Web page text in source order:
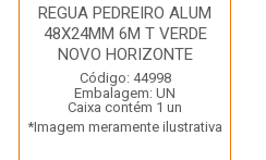
REGUA PEDREIRO ALUM
48X24MM 6M T VERDE
NOVO HORIZONTE
Código: 44998
Embalagem: UN
Caixa contém 1 un
*Imagem meramente ilustrativa